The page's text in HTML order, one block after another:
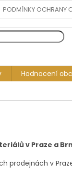
PODMÍNKY OCHRANY
Hodnocení
v Praze a
prodejnách v